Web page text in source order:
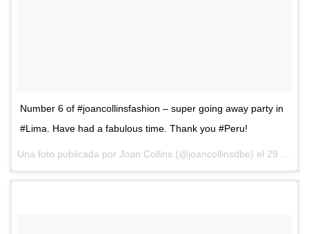
Number 6 of #joancollinsfashion – super going away party in
#Lima. Have had a fabulous time. Thank you #Peru!
Una foto publicada por Joan Collins (@joancollinsdbe) el 29 de Mar de 2016 a la(s) 5:02 PDT